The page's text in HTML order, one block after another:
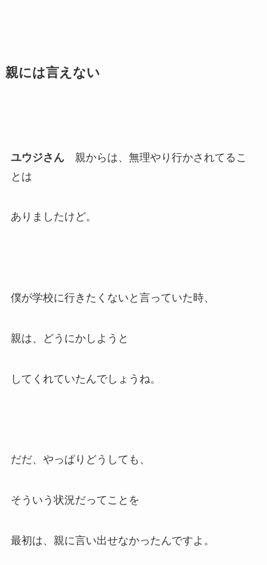
親には言えない
ユウジさん 親からは、無理やり行かされてるこ
とは
ありましたけど。
僕が学校に行きたくないと言っていた時、
親は、どうにかしようと
してくれていたんでしょうね。
だだ、やっぱりどうしても、
そういう状況だってことを
最初は、親に言い出せなかったんですよ。